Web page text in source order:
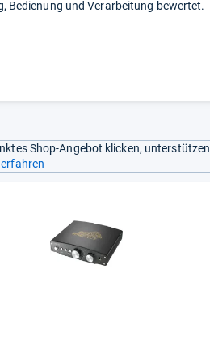
Bedienung und Verarbeitung bewertet.
Shop-Angebot klicken, unterstützen